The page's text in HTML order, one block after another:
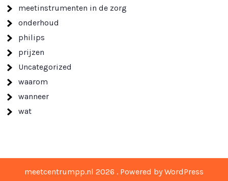
meetinstrumenten in de zorg
onderhoud
philips
prijzen
Uncategorized
waarom
wanneer
wat
meetcentrumpp.nl 2026 . Powered by WordPress